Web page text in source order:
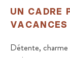
UN CADRE
VACANCES
Détente,